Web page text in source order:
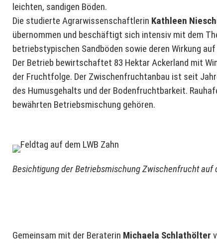
leichten, sandigen Böden.
Die studierte Agrarwissenschaftlerin Kathleen
übernommen und beschäftigt sich intensiv mit dem
betriebstypischen Sandböden sowie deren Wirkung
Der Betrieb bewirtschaftet 83 Hektar Ackerland mit
der Fruchtfolge. Der Zwischenfruchtanbau ist seit
des Humusgehalts und der Bodenfruchtbarkeit.
bewährten Betriebsmischung gehören.
Besichtigung der Betriebsmischung Zwischenfrucht auf
Gemeinsam mit der Beraterin Michaela Schlathölter